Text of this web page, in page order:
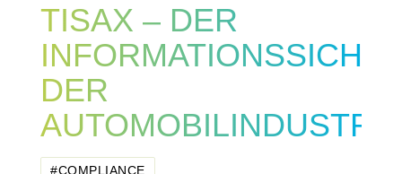
TISAX – DER
DER
#COMPLIANCE